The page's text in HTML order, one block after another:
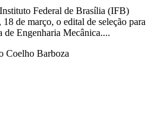
Federal de Brasília (IFB)
de março, o edital de seleção para
de Engenharia Mecânica....
Coelho Barboza